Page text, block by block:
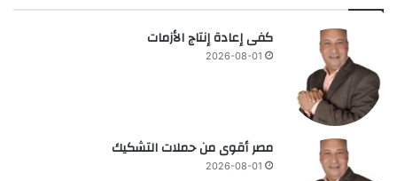
كفى إعادة إنتاج الأزمات
2026-08-01
مصر أقوى من حملات التشكيك
2026-08-01